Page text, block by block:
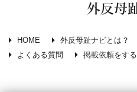
外反母
HOME 外反母趾ナビとは？
よくある質問
掲載依頼をする